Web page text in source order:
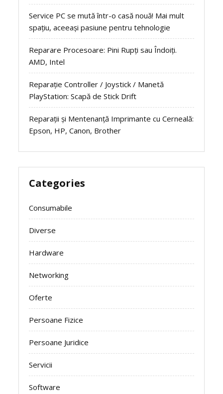
Service PC se mută într-o casă nouă! Mai mult
spațiu, aceeași pasiune pentru tehnologie
Reparare Procesoare: Pini Rupți sau Îndoiți.
AMD, Intel
Reparație Controller / Joystick / Manetă
PlayStation: Scapă de Stick Drift
Reparații și Mentenanță Imprimante cu Cerneală:
Epson, HP, Canon, Brother
Categories
Consumabile
Diverse
Hardware
Networking
Oferte
Persoane Fizice
Persoane Juridice
Servicii
Software